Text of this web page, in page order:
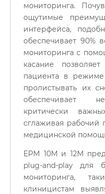
мониторинга.
ощутимые
интерфейса,
обеспечивает 90%
мониторинга с
касание
пациента в
пролистывать их
обеспечивает
критически
сглаживая рабочий
медицинской
EPM 10M и 12M
plug-and-play для
мониторинга,
клиницистам